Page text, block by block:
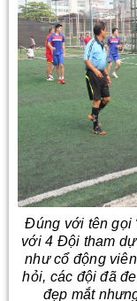
Đúng với tên gọi
với 4 Đội tham
như cổ động
hỏi, các đội đã
đẹp mắt